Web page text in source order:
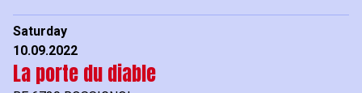
Saturday
10.09.2022
La porte du diable